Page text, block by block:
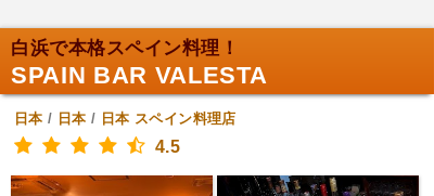
白浜で本格スペイン料理！
SPAIN BAR VALESTA
日本 / 日本 / 日本 スペイン料理店
4.5